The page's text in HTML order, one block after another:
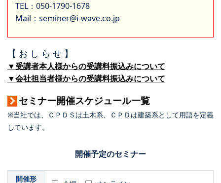
TEL：050-1790-1678
Mail：seminer@i-wave.co.jp
【 お し ら せ 】
▼受講者本人様からの受講料振込みについて
▼会社担当者様からの受講料振込みについて
セミナー開催スケジュール一覧
※当社では、ＣＰＤＳは土木系、ＣＰＤは建築系として用語を定義
しています。
開催予定のセミナー
開催形